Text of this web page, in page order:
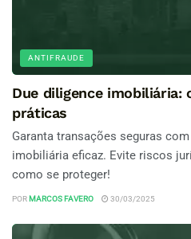
ANTIFRAUDE
Due diligence imobiliária:
práticas
Garanta transações seguras
imobiliária eficaz. Evite riscos
como se proteger!
POR MARCOS FAVERO 30/03/2025